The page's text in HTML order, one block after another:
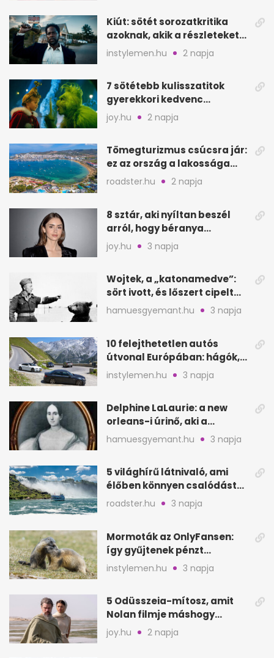
Kiút: sötét sorozatkritika
azoknak, akik a részleteket
keresik
instylemen.hu 2 napja
7 sötétebb kulisszatitok
gyerekkori kedvenc
filmjeinkről a Joy szerint
joy.hu 2 napja
Tömegturizmus csúcsra jár:
ez az ország a lakossága
kétszeresét fogadja
roadster.hu 2 napja
8 sztár, aki nyíltan beszél
arról, hogy béranya
segítette a családalapítást
joy.hu 3 napja
Wojtek, a „katonamedve”:
sört ivott, és lőszert cipelt
Monte Cassinónál
hamuesgyemant.hu 3 napja
10 felejthetetlen autós
útvonal Európában: hágók,
partok, fjordok
instylemen.hu 3 napja
Delphine LaLaurie: a new
orleans-i úrinő, aki a
padláson kínzott
hamuesgyemant.hu 3 napja
5 világhírű látnivaló, ami
élőben könnyen csalódást
okozhat
roadster.hu 3 napja
Mormoták az OnlyFansen:
így gyűjtenek pénzt
amerikai kutatók
instylemen.hu 3 napja
5 Odüsszeia-mítosz, amit
Nolan filmje máshogy
mutat, mint Homérosz
joy.hu 2 napja